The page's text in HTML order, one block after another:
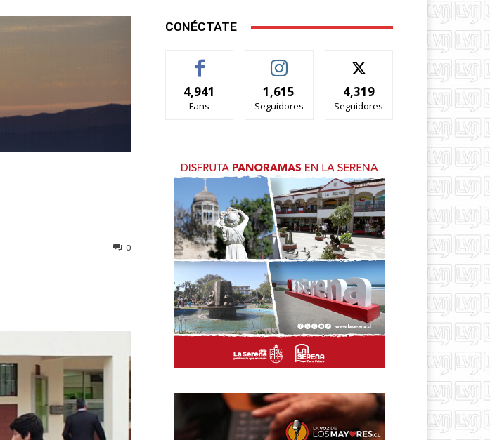
0
CONÉCTATE
4,941
Fans
1,615
Seguidores
4,319
Seguidores